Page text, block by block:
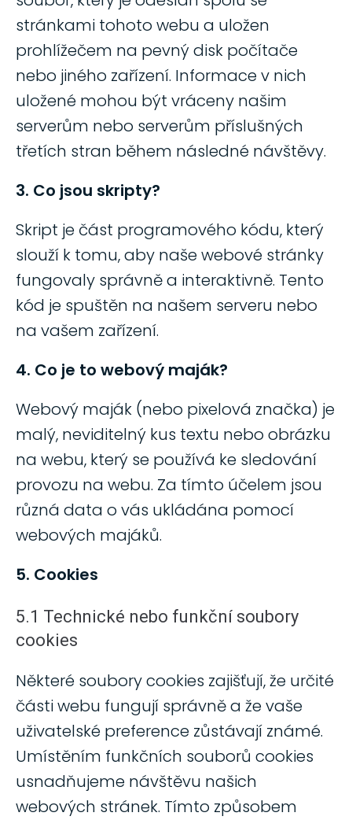
stránkami tohoto webu a uložen
prohlížečem na pevný disk počítače
nebo jiného zařízení. Informace v nich
uložené mohou být vráceny našim
serverům nebo serverům příslušných
třetích stran během následné návštěvy.
3. Co jsou skripty?
Skript je část programového kódu, který
slouží k tomu, aby naše webové stránky
fungovaly správně a interaktivně. Tento
kód je spuštěn na našem serveru nebo
na vašem zařízení.
4. Co je to webový maják?
Webový maják (nebo pixelová značka) je
malý, neviditelný kus textu nebo obrázku
na webu, který se používá ke sledování
provozu na webu. Za tímto účelem jsou
různá data o vás ukládána pomocí
webových majáků.
5. Cookies
5.1 Technické nebo funkční soubory
cookies
Některé soubory cookies zajišťují, že určité
části webu fungují správně a že vaše
uživatelské preference zůstávají známé.
Umístěním funkčních souborů cookies
usnadňujeme návštěvu našich
webových stránek. Tímto způsobem